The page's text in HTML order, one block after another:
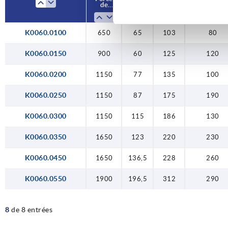
136,5
de
serrage
F3 N
650
65 103 80
900 60 125 120
1150 77 135 100
1150 87 175 190
1150 115 186 130
1650 123 220 230
1650 136,5 228 260
1900 196,5 312 290
de
serrage
F3 N
K0060.0100 650 65 103 80
K0060.0150 900 60 125 120
K0060.0200 1150 77 135 100
K0060.0250 1150 87 175 190
K0060.0300 1150 115 186 130
K0060.0350 1650 123 220 230
K0060.0450 1650 136,5 228 260
K0060.0550 1900 196,5 312 290
8 de 8 entrées